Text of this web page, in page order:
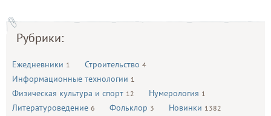
Рубрики:
Ежедневники 1 Строительство 4
Информационные технологии 1
Физическая культура и спорт 12 Нумерология 1
Литературоведение 6 Фольклор 3 Новинки 1382